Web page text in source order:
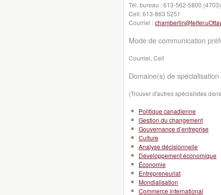
Tél. bureau :613-562-5800 (4703)
Cell:613-863 5251
Courriel :
Mode de communication
Courriel, Cell
Domaine(s) de spécialisation
(Trouver d'autres spécialistes
Politique canadienne
Gestion du changement
Gouvernance d’entreprise
Culture
Analyse décisionnelle
Développement économique
Économie
Entrepreneuriat
Mondialisation
Commerce international